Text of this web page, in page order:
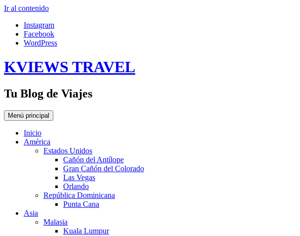
Ir al contenido
Instagram
Facebook
WordPress
KVIEWS TRAVEL
Tu Blog de Viajes
Menú principal
Inicio
América
Estados Unidos
Cañón del Antílope
Gran Cañón del Colorado
Las Vegas
Orlando
República Dominicana
Punta Cana
Asia
Malasia
Kuala Lumpur